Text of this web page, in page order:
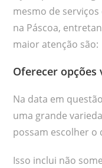
mesmo de
na Páscoa,
maior atenção são:
Oferecer opções
Na data em
uma grande
possam escolher o
Isso inclui não